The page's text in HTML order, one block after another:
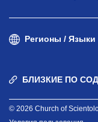
Регионы / Языки
БЛИЗКИЕ ПО
© 2026 Church of